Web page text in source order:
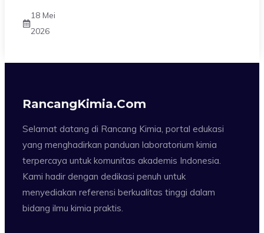
18 Mei
2026
RancangKimia.com
Selamat datang di Rancang Kimia, portal edukasi
yang menghadirkan panduan laboratorium kimia
terpercaya untuk komunitas akademis Indonesia.
Kami hadir dengan dedikasi penuh untuk
menyediakan referensi berkualitas tinggi dalam
bidang ilmu kimia praktis.